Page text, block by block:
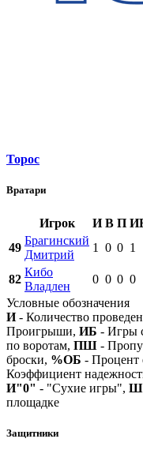
Торос
Вратари
Игрок И В П
49
Брагинский
Дмитрий
1 0 0 1
82
Кибо
Владлен
0 0 0 0
Условные обозначения
И- Количество
Проигрыши, ИБ - Игры
по воротам, ПШ -
броски, %ОБ - Процент
Коэффициент
И"0" - "Сухие игры",
площадке
Защитники